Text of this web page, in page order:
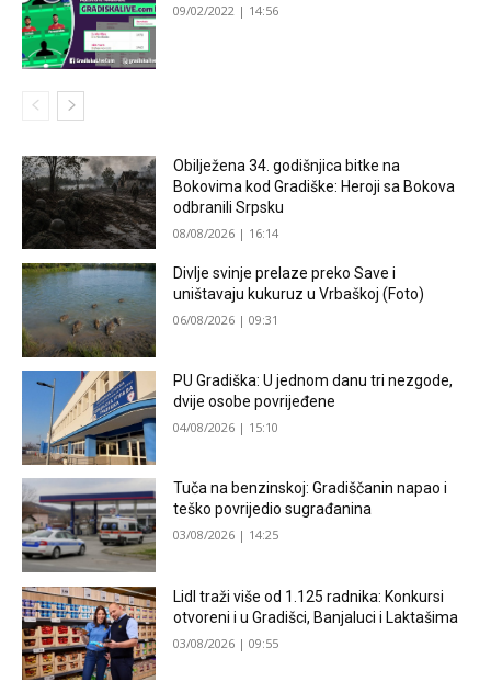
09/02/2022 | 14:56
Obilježena 34. godišnjica bitke na
Bokovima kod Gradiške: Heroji sa Bokova
odbranili Srpsku
08/08/2026 | 16:14
Divlje svinje prelaze preko Save i
uništavaju kukuruz u Vrbaškoj (Foto)
06/08/2026 | 09:31
PU Gradiška: U jednom danu tri nezgode,
dvije osobe povrijeđene
04/08/2026 | 15:10
Tuča na benzinskoj: Gradiščanin napao i
teško povrijedio sugrađanina
03/08/2026 | 14:25
Lidl traži više od 1.125 radnika: Konkursi
otvoreni i u Gradišci, Banjaluci i Laktašima
03/08/2026 | 09:55